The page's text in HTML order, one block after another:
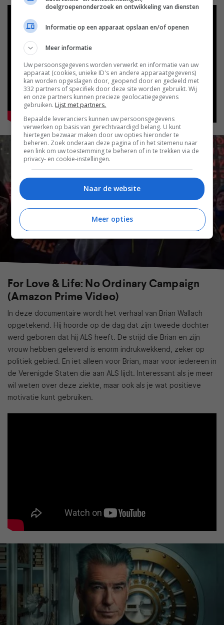
For Love & Life: No Ordinary Campaign
(Amazon Prime Video)
In deze documentaire wordt het verhaal van Brian Wallach
opgetekend. Hij hoorde op de dag dat zijn tweede dochter
werd geboren dat hij ALS heeft. De strijd die Brian en zijn
vrouw hebben geleverd is enorm indrukwekkend, zeker op
politiek gebied. En iet alleen voor Brian, maar voor iedereen in
de Verenigde Staten die aan ALS lijdt. Interessant als je meer
wil weten over deze ziekte, maar ook als je wat positieve
motivatie kunt gebruiken.
doelgroepenonderzoek en ontwikkeling van diensten
Informatie op een apparaat opslaan en/of openen
Meer informatie
Uw persoonsgegevens worden verwerkt en informatie van uw
apparaat (cookies, unieke ID's en andere apparaatgegevens)
kan worden opgeslagen door, geopend door en gedeeld met
332 partners of specifiek door deze site worden gebruikt. Wij
en onze partners kunnen precieze geolocatiegegevens
gebruiken. Lijst met partners.
Bepaalde leveranciers kunnen uw persoonsgegevens
verwerken op basis van gerechtvaardigd belang. U kunt
hiertegen bezwaar maken door uw opties hieronder te
beheren. Zoek onderaan deze pagina of in het sitemenu naar
een link om uw toestemming te beheren of in te trekken via de
privacy- en cookie-instellingen.
Naar de website
Meer opties